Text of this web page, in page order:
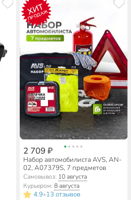
ХИТ
ПРОДАЖ
2 709 ₽
Набор автомобилиста AVS, AN-
02, A07379S, 7 предметов
Самовывоз: 10 августа
Курьером: 8 августа
4.9•13 отзывов